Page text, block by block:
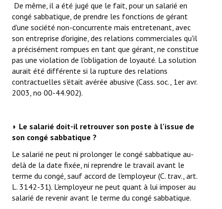
De même, il a été jugé que le fait, pour un salarié en
congé sabbatique, de prendre les fonctions de gérant
d'une société non-concurrente mais entretenant, avec
son entreprise d'origine, des relations commerciales qu'il
a précisément rompues en tant que gérant, ne constitue
pas une violation de l'obligation de loyauté. La solution
aurait été différente si la rupture des relations
contractuelles s'était avérée abusive (Cass. soc., 1er avr.
2003, no 00-44.902).
◗ Le salarié doit-il retrouver son poste à l'issue de
son congé sabbatique ?
Le salarié ne peut ni prolonger le congé sabbatique au-
delà de la date fixée, ni reprendre le travail avant le
terme du congé, sauf accord de l'employeur (C. trav., art.
L. 3142-31). L'employeur ne peut quant à lui imposer au
salarié de revenir avant le terme du congé sabbatique.